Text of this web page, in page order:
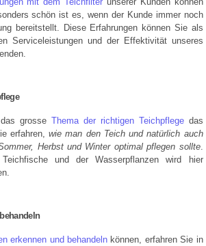
schön ist es, wenn der Kunde immer noch
bereitstellt. Diese Erfahrungen können Sie als
Serviceleistungen und der Effektivität unseres
das grosseThema der richtigen Teichpflegedas
erfahren,wie man den Teich und natürlich auch
Herbst und Winter optimal pflegen sollte.
und der Wasserpflanzen wird hier
erkennen und behandelnkönnen, erfahren Sie in